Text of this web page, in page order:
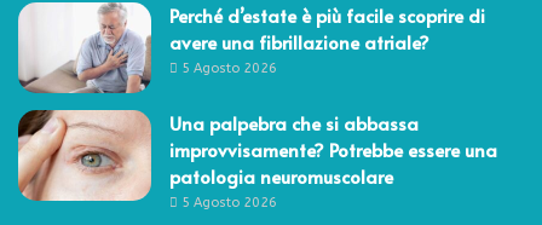
Perché d’estate è più facile scoprire di
avere una fibrillazione atriale?
5 Agosto 2026
Una palpebra che si abbassa
improvvisamente? Potrebbe essere una
patologia neuromuscolare
5 Agosto 2026